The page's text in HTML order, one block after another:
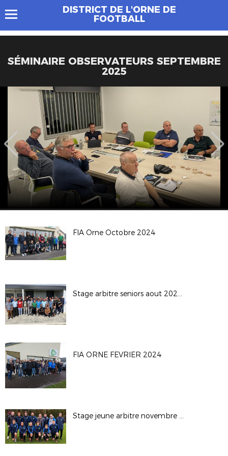
DISTRICT DE L'ORNE DE
FOOTBALL
SÉMINAIRE OBSERVATEURS SEPTEMBRE
2025
FIA Orne Octobre 2024
Stage arbitre seniors aout 2024 Sarceaux
FIA ORNE FEVRIER 2024
Stage jeune arbitre novembre 2023